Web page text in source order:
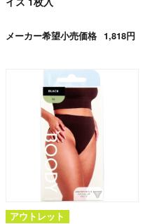
メーカー希望小売価格 1,818円
アウトレット